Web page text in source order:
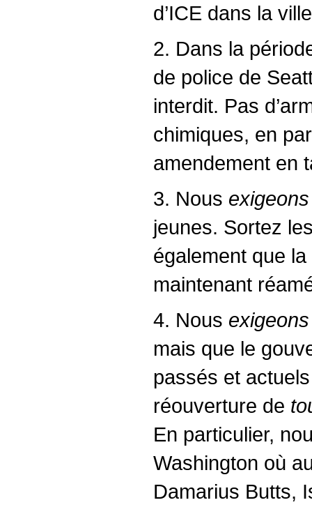
d’ICE dans la
2. Dans la
de police de
interdit. Pas
chimiques, en
amendement en
3. Nous exigeons
jeunes. Sortez
également que
maintenant
4. Nous exigeons
mais que le
passés et
réouverture de
En particulier,
Washington où
Damarius Butts,